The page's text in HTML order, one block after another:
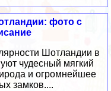
фото с
Шотландии в
чудесный мягкий
и огромнейшее
замков....